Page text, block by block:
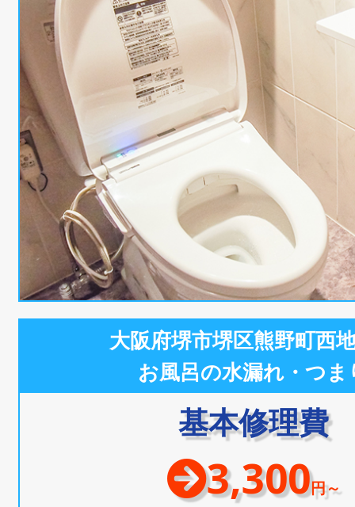
大阪府堺市堺区熊野町西
お風呂の水漏れ・つま
基本修理費
3,300円～